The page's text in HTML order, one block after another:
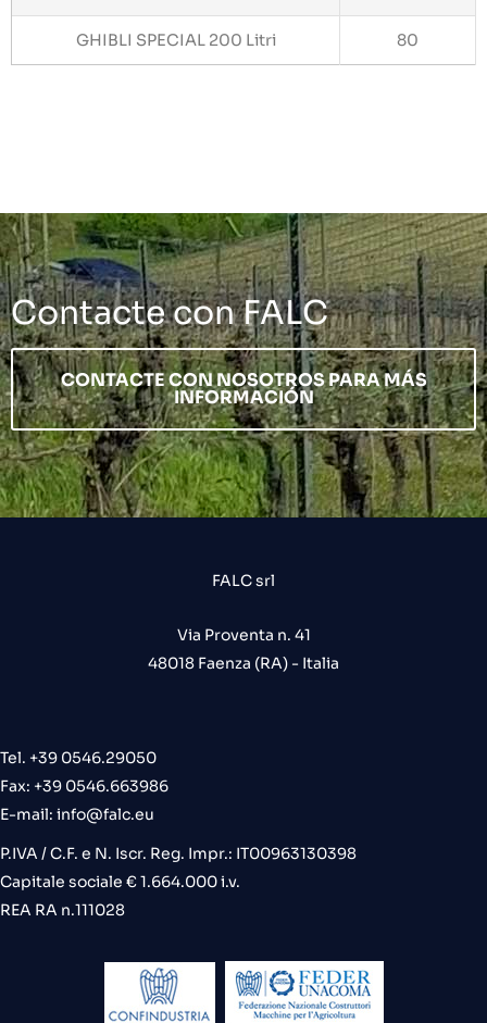
GHIBLI SPECIAL 200 Litri 80
Contacte con FALC
CONTACTE CON NOSOTROS PARA MÁS
INFORMACIÓN
FALC srl
Via Proventa n. 41
48018 Faenza (RA) - Italia
Tel. +39 0546.29050
Fax: +39 0546.663986
E-mail: info@falc.eu
P.IVA / C.F. e N. Iscr. Reg. Impr.: IT00963130398
Capitale sociale € 1.664.000 i.v.
REA RA n.111028